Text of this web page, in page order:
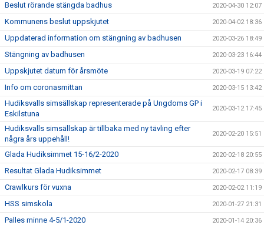
Beslut rörande stängda badhus 2020-04-30 12:07
Kommunens beslut uppskjutet 2020-04-02 18:36
Uppdaterad information om stängning av badhusen 2020-03-26 18:49
Stängning av badhusen 2020-03-23 16:44
Uppskjutet datum för årsmöte 2020-03-19 07:22
Info om coronasmittan 2020-03-15 13:42
Hudiksvalls simsällskap representerade på Ungdoms GP i
Eskilstuna
2020-03-12 17:45
Hudiksvalls simsällskap är tillbaka med ny tävling efter
några års uppehåll!
2020-02-20 15:51
Glada Hudiksimmet 15-16/2-2020 2020-02-18 20:55
Resultat Glada Hudiksimmet 2020-02-17 08:39
Crawlkurs för vuxna 2020-02-02 11:19
HSS simskola 2020-01-27 21:31
Palles minne 4-5/1-2020 2020-01-14 20:36